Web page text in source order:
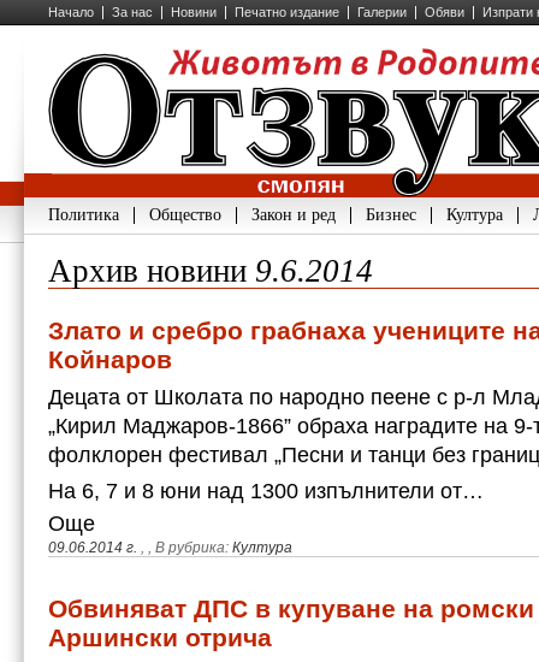
Начало За нас Новини Печатно издание Галерии Обяви Изпрати
Политика Общество Закон и ред Бизнес Култура
Архив новини 9.6.2014
Злато и сребро грабнаха учениците
Койнаров
Децата от Школата по народно пеене с р-л
„Кирил Маджаров-1866” обраха наградите на
фолклорен фестивал „Песни и танци без
На 6, 7 и 8 юни над 1300 изпълнители от…
09.06.2014 г. , , В рубрика: Култура
Още
Обвиняват ДПС в купуване на
Аршински отрича